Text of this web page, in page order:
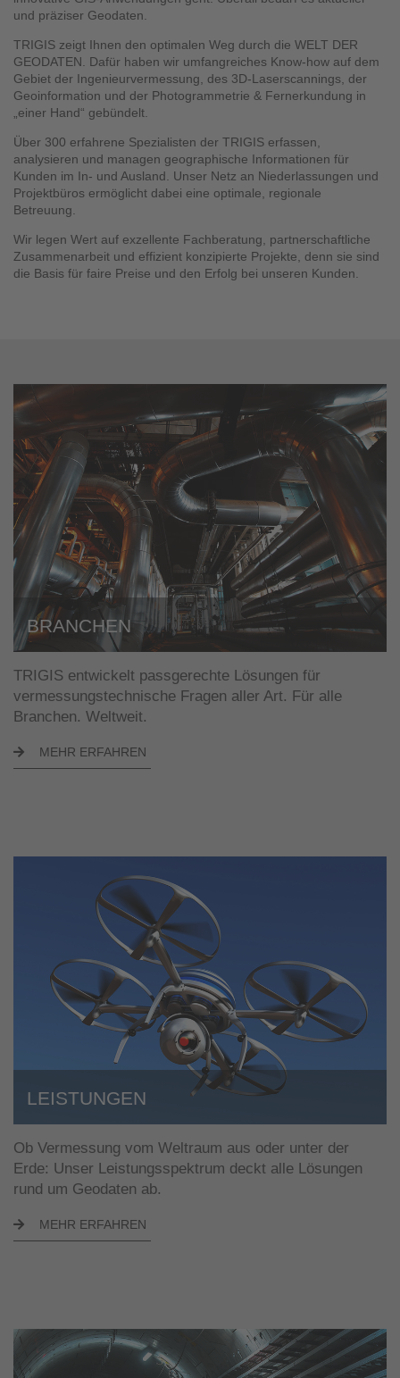
und präziser Geodaten.
TRIGIS zeigt Ihnen den optimalen Weg durch die WELT DER
GEODATEN. Dafür haben wir umfangreiches Know-how auf dem
Gebiet der Ingenieurvermessung, des 3D-Laserscannings, der
Geoinformation und der Photogrammetrie & Fernerkundung in
„einer Hand“ gebündelt.
Über 300 erfahrene Spezialisten der TRIGIS erfassen,
analysieren und managen geographische Informationen für
Kunden im In- und Ausland. Unser Netz an Niederlassungen und
Projektbüros ermöglicht dabei eine optimale, regionale
Betreuung.
Wir legen Wert auf exzellente Fachberatung, partnerschaftliche
Zusammenarbeit und effizient konzipierte Projekte, denn sie sind
die Basis für faire Preise und den Erfolg bei unseren Kunden.
BRANCHEN
TRIGIS entwickelt passgerechte Lösungen für
vermessungstechnische Fragen aller Art. Für alle
Branchen. Weltweit.
MEHR ERFAHREN
LEISTUNGEN
Ob Vermessung vom Weltraum aus oder unter der
Erde: Unser Leistungsspektrum deckt alle Lösungen
rund um Geodaten ab.
MEHR ERFAHREN